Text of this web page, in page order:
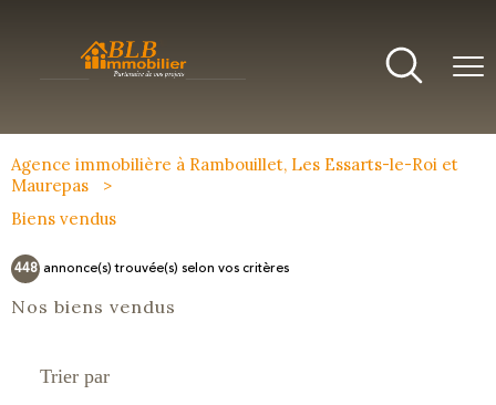
Agence immobilière à Rambouillet, Les Essarts-le-Roi et
Maurepas
Biens vendus
448 annonce(s) trouvée(s) selon vos critères
Nos biens vendus
Trier par